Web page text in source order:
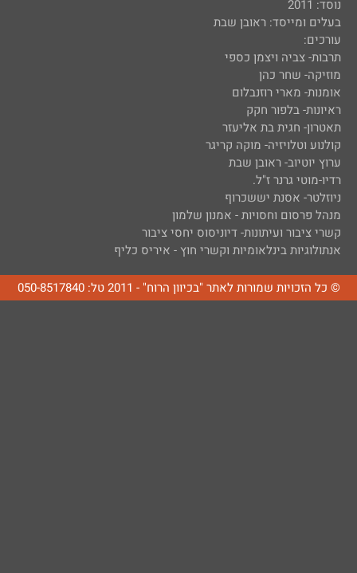
נוסד: 2011
בעלים ומייסד: ראובן שבת
עורכים:
תרבות- צביה ויצמן כספי
מוזיקה- שחר כהן
אומנות- מארי רוזנבלום
ראיונות- בלפור חקק
תאטרון- חגית בת אליעזר
קולנוע וטלויזיה- מוקה קריגר
ערוץ יוטיוב- ראובן שבת
רדיו-מוטי גרנר ז"ל.
ניוזלטר- אסנת יששכרוף
מנהל פרסום וחסויות - אמנון שלמון
קשרי ציבור ועיתונות- דיוניסוס יחסי ציבור
אנתולוגיות בינלאומיות וקשרי חוץ - איריס כליף
© כל הזכויות שמורות לאתר "בכיוון הרוח" - 2011 טל: 050-8517840